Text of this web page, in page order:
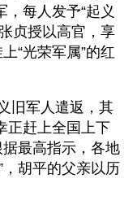
每人发予“起义
贞授以高官，享
“光荣军属”的红
旧军人遣返，其
正赶上全国上下
据最高指示，各地
，胡平的父亲以历